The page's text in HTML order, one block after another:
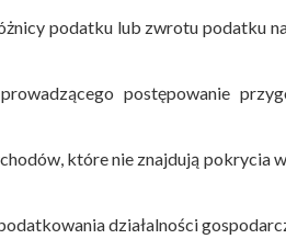
podatku lub zwrotu podatku
postępowanie
które nie znajdują pokrycia
działalności